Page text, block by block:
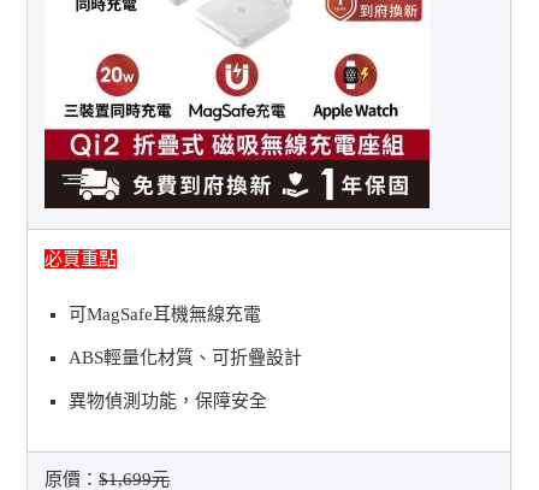
必買重點
可MagSafe耳機無線充電
ABS輕量化材質、可折疊設計
異物偵測功能，保障安全
原價：$1,699元